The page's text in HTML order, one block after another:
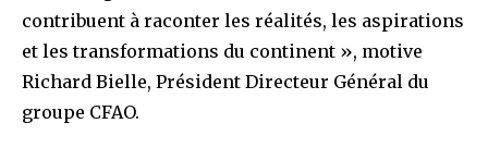
contribuent à raconter les réalités, les aspirations
et les transformations du continent », motive
Richard Bielle, Président Directeur Général du
groupe CFAO.